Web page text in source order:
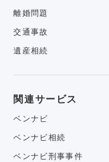
離婚問題
交通事故
遺産相続
関連サービス
ベンナビ
ベンナビ相続
ベンナビ刑事事件